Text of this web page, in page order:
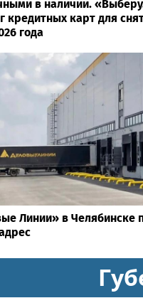
в наличии.
кредитных карт для
года
Линии» в Челябинске